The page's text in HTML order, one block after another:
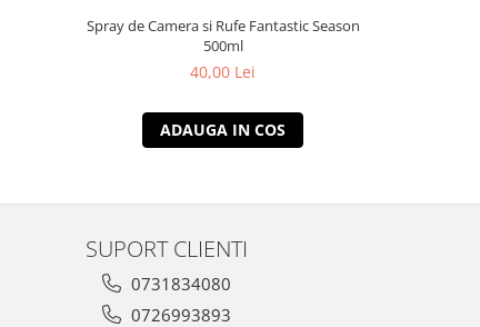
Spray de Camera si Rufe Fantastic Season
500ml
40,00 Lei
ADAUGA IN COS
SUPORT CLIENTI
0731834080
0726993893